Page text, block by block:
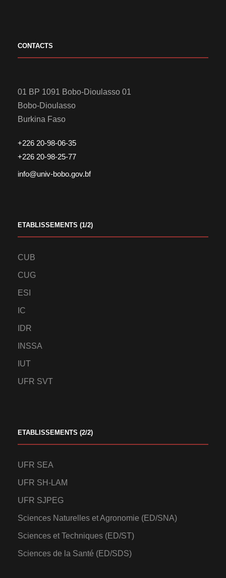
CONTACTS
01 BP 1091 Bobo-Dioulasso 01
Bobo-Dioulasso
Burkina Faso
+226 20-98-06-35
+226 20-98-25-77
info@univ-bobo.gov.bf
ETABLISSEMENTS (1/2)
CUB
CUG
ESI
IC
IDR
INSSA
IUT
UFR SVT
ETABLISSEMENTS (2/2)
UFR SEA
UFR SH-LAM
UFR SJPEG
Sciences Naturelles et Agronomie (ED/SNA)
Sciences et Techniques (ED/ST)
Sciences de la Santé (ED/SDS)